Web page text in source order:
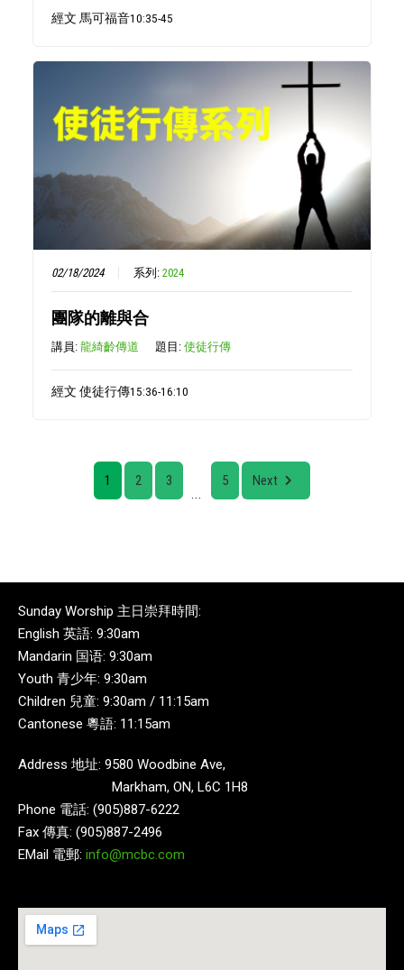
經文 馬可福音10:35-45
02/18/2024 系列:2024
團隊的離與合
講員:龍綺齡傳道 題目:使徒行傳
經文 使徒行傳15:36-16:10
1 2
3
...
5 Next
Sunday Worship 主日崇拜時間:
English 英語: 9:30am
Mandarin 国语: 9:30am
Youth 青少年: 9:30am
Children 兒童: 9:30am / 11:15am
Cantonese 粵語: 11:15am
Address 地址: 9580 Woodbine Ave,
Markham, ON, L6C 1H8
Phone 電話: (905)887-6222
Fax 傳真: (905)887-2496
EMail 電郵: info@mcbc.com